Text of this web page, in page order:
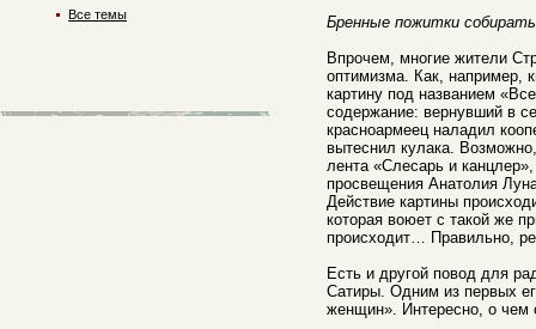
Бренные пожитки
Впрочем, многие жители
оптимизма. Как, например,
картину под названием
содержание: вернувший в
красноармеец наладил
вытеснил кулака.
лента «Слесарь и
просвещения Анатолия
Действие картины
которая воюет с такой же
происходит… Правильно,
Есть и другой повод для
Сатиры. Одним из первых
женщин». Интересно, о чем
Все темы